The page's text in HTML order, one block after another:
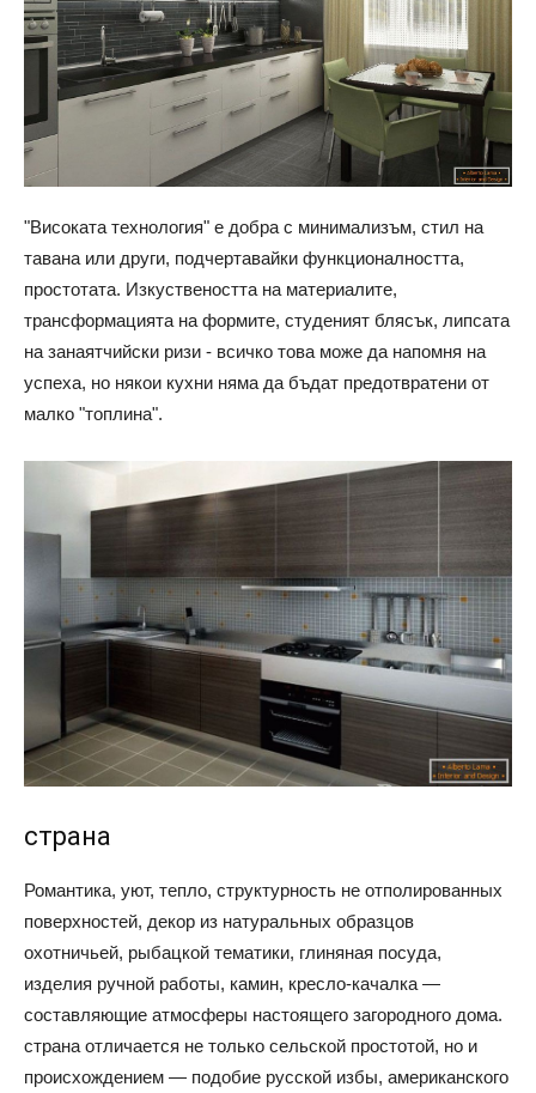
"Високата технология" е добра с минимализъм, стил на
тавана или други, подчертавайки функционалността,
простотата. Изкуствеността на материалите,
трансформацията на формите, студеният блясък, липсата
на занаятчийски ризи - всичко това може да напомня на
успеха, но някои кухни няма да бъдат предотвратени от
малко "топлина".
страна
Романтика, уют, тепло, структурность не отполированных
поверхностей, декор из натуральных образцов
охотничьей, рыбацкой тематики, глиняная посуда,
изделия ручной работы, камин, кресло-качалка —
составляющие атмосферы настоящего загородного дома.
страна отличается не только сельской простотой, но и
происхождением — подобие русской избы, американского